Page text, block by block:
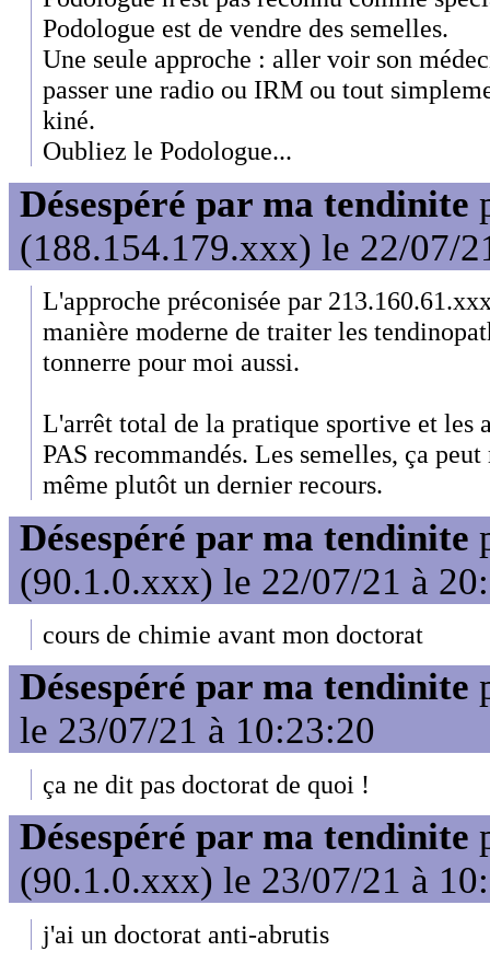
Podologue est de vendre des semelles.
Une seule approche : aller voir son
passer une radio ou IRM ou tout
kiné.
Oubliez le Podologue...
Désespéré par ma tendinite
(188.154.179.xxx) le 22/07/
L'approche préconisée par
manière moderne de traiter les
tonnerre pour moi aussi.
L'arrêt total de la pratique sportive et les
PAS recommandés. Les semelles, ça
même plutôt un dernier recours.
Désespéré par ma tendinite
(90.1.0.xxx) le 22/07/21 à
cours de chimie avant mon doctorat
Désespéré par ma tendinite
le 23/07/21 à 10:23:20
ça ne dit pas doctorat de quoi !
Désespéré par ma tendinite
(90.1.0.xxx) le 23/07/21 à
j'ai un doctorat anti-abrutis